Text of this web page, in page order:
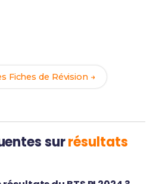
Fiches de Révision →
surrésultats